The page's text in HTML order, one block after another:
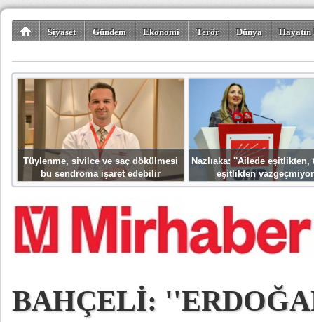
Siyaset Gündem Ekonomi Terör Dünya
Tüylenme, sivilce ve saç dökülmesi
bu sendroma işaret edebilir
Nazlıaka: ''Ailede eşitlikten,
eşitlikten
BAHÇELİ: